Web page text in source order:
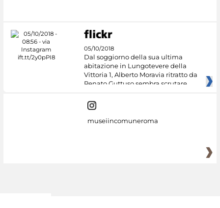
05/10/2018
Dal soggiorno della sua ultima
abitazione in Lungotevere della
Vittoria 1, Alberto Moravia ritratto da
Renato Guttuso sembra scrutare
museiincomuneroma